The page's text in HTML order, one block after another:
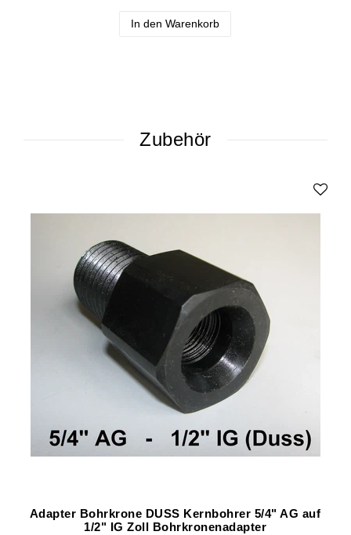
In den Warenkorb
Zubehör
Adapter Bohrkrone DUSS Kernbohrer 5/4" AG auf
1/2" IG Zoll Bohrkronenadapter